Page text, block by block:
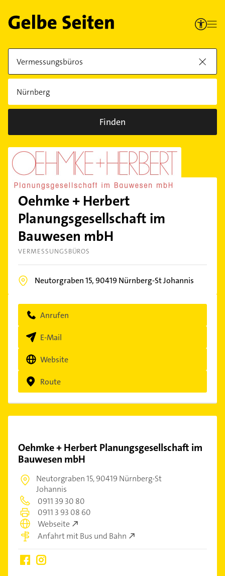
Finden
Oehmke + Herbert
Planungsgesellschaft im
Bauwesen mbH
VERMESSUNGSBÜROS
Neutorgraben 15,90419Nürnberg-St Johannis
Anrufen
E-Mail
Website
Route
Oehmke + Herbert Planungsgesellschaft im
Bauwesen mbH
Neutorgraben 15,90419 Nürnberg-St
Johannis
0911 39 30 80
0911 3 93 08 60
Webseite
Anfahrt mit Bus und Bahn